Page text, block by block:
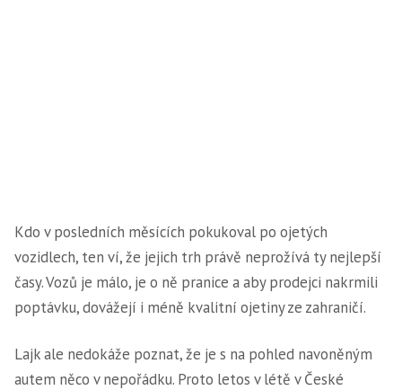
Kdo v posledních měsících pokukoval po ojetých
vozidlech, ten ví, že jejich trh právě neprožívá ty nejlepší
časy. Vozů je málo, je o ně pranice a aby prodejci nakrmili
poptávku, dovážejí i méně kvalitní ojetiny ze zahraničí.
Lajk ale nedokáže poznat, že je s na pohled navoněným
autem něco v nepořádku. Proto letos v létě v České